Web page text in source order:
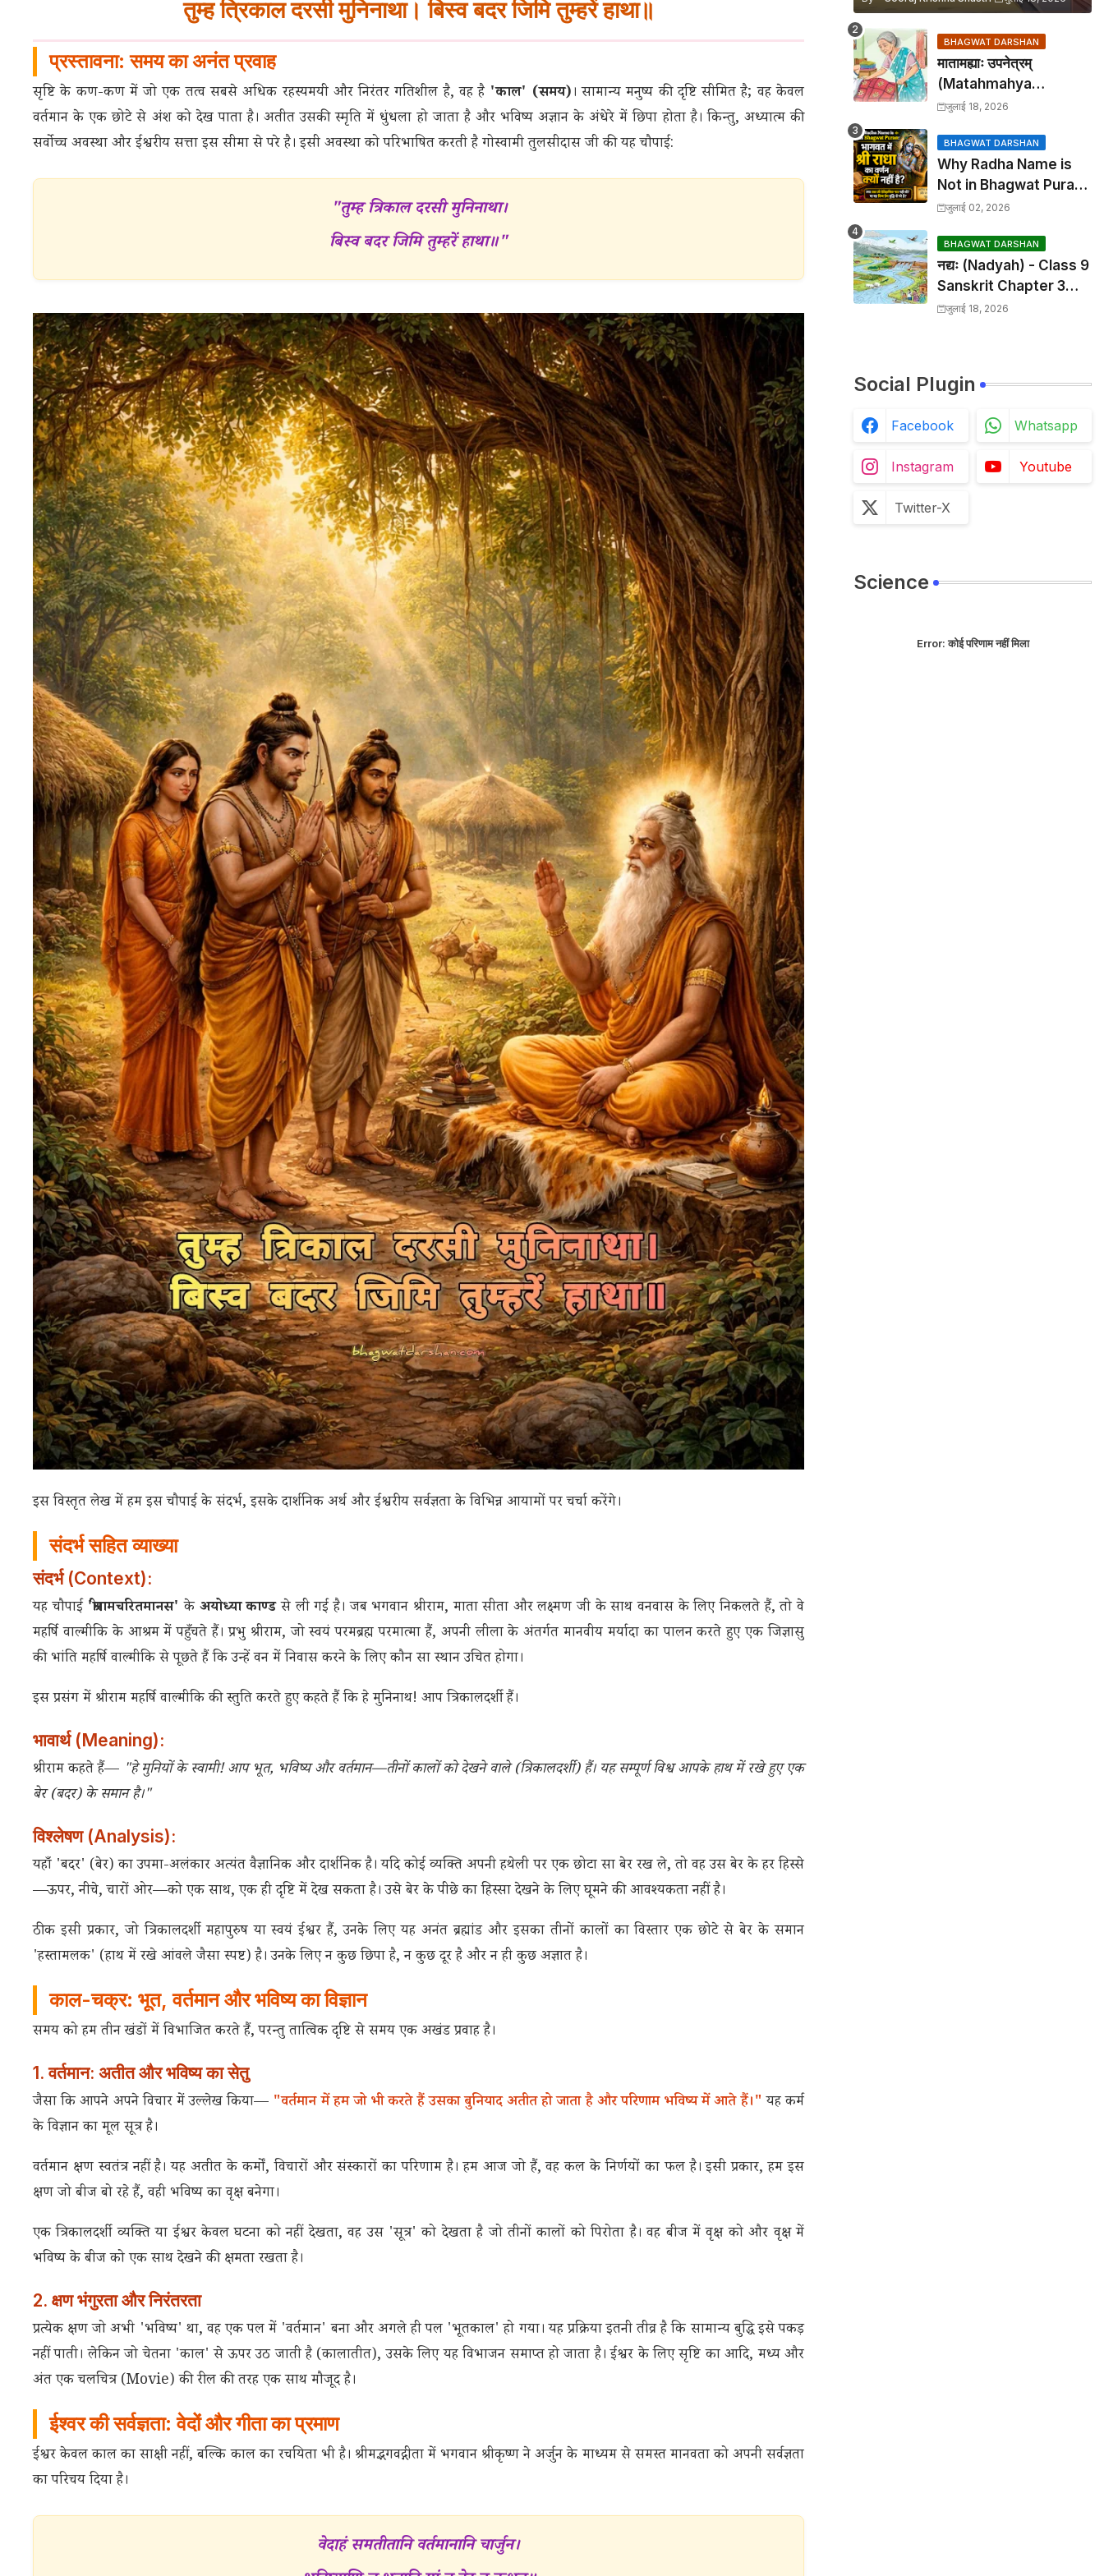
तुम्ह त्रिकाल दरसी मुनिनाथा। बिस्व बदर जिमि तुम्हरें हाथा॥
प्रस्तावना: समय का अनंत प्रवाह
सृष्टि के कण-कण में जो एक तत्व सबसे अधिक रहस्यमयी और निरंतर गतिशील है, वह है 'काल' (समय)। सामान्य मनुष्य की दृष्टि सीमित है; वह केवल
वर्तमान के एक छोटे से अंश को देख पाता है। अतीत उसकी स्मृति में धुंधला हो जाता है और भविष्य अज्ञान के अंधेरे में छिपा होता है। किन्तु, अध्यात्म की
सर्वोच्च अवस्था और ईश्वरीय सत्ता इस सीमा से परे है। इसी अवस्था को परिभाषित करती है गोस्वामी तुलसीदास जी की यह चौपाई:
"तुम्ह त्रिकाल दरसी मुनिनाथा।
बिस्व बदर जिमि तुम्हरें हाथा॥"
इस विस्तृत लेख में हम इस चौपाई के संदर्भ, इसके दार्शनिक अर्थ और ईश्वरीय सर्वज्ञता के विभिन्न आयामों पर चर्चा करेंगे।
संदर्भ सहित व्याख्या
संदर्भ (Context):
यह चौपाई 'श्रीरामचरितमानस' के अयोध्या काण्डसे ली गई है। जब भगवान श्रीराम, माता सीता और लक्ष्मण जी के साथ वनवास के लिए निकलते हैं, तो वे
महर्षि वाल्मीकि के आश्रम में पहुँचते हैं। प्रभु श्रीराम, जो स्वयं परमब्रह्म परमात्मा हैं, अपनी लीला के अंतर्गत मानवीय मर्यादा का पालन करते हुए एक जिज्ञासु
की भांति महर्षि वाल्मीकि से पूछते हैं कि उन्हें वन में निवास करने के लिए कौन सा स्थान उचित होगा।
इस प्रसंग में श्रीराम महर्षि वाल्मीकि की स्तुति करते हुए कहते हैं कि हे मुनिनाथ! आप त्रिकालदर्शी हैं।
भावार्थ (Meaning):
श्रीराम कहते हैं— "हे मुनियों के स्वामी! आप भूत, भविष्य और वर्तमान—तीनों कालों को देखने वाले (त्रिकालदर्शी) हैं। यह सम्पूर्ण विश्व आपके हाथ में रखे हुए एक
बेर (बदर) के समान है।"
विश्लेषण (Analysis):
यहाँ 'बदर' (बेर) का उपमा-अलंकार अत्यंत वैज्ञानिक और दार्शनिक है। यदि कोई व्यक्ति अपनी हथेली पर एक छोटा सा बेर रख ले, तो वह उस बेर के हर हिस्से
—ऊपर, नीचे, चारों ओर—को एक साथ, एक ही दृष्टि में देख सकता है। उसे बेर के पीछे का हिस्सा देखने के लिए घूमने की आवश्यकता नहीं है।
ठीक इसी प्रकार, जो त्रिकालदर्शी महापुरुष या स्वयं ईश्वर हैं, उनके लिए यह अनंत ब्रह्मांड और इसका तीनों कालों का विस्तार एक छोटे से बेर के समान
'हस्तामलक' (हाथ में रखे आंवले जैसा स्पष्ट) है। उनके लिए न कुछ छिपा है, न कुछ दूर है और न ही कुछ अज्ञात है।
काल-चक्र: भूत, वर्तमान और भविष्य का विज्ञान
समय को हम तीन खंडों में विभाजित करते हैं, परन्तु तात्विक दृष्टि से समय एक अखंड प्रवाह है।
1. वर्तमान: अतीत और भविष्य का सेतु
जैसा कि आपने अपने विचार में उल्लेख किया— "वर्तमान में हम जो भी करते हैं उसका बुनियाद अतीत हो जाता है और परिणाम भविष्य में आते हैं।" यह कर्म
के विज्ञान का मूल सूत्र है।
वर्तमान क्षण स्वतंत्र नहीं है। यह अतीत के कर्मों, विचारों और संस्कारों का परिणाम है। हम आज जो हैं, वह कल के निर्णयों का फल है। इसी प्रकार, हम इस
क्षण जो बीज बो रहे हैं, वही भविष्य का वृक्ष बनेगा।
एक त्रिकालदर्शी व्यक्ति या ईश्वर केवल घटना को नहीं देखता, वह उस 'सूत्र' को देखता है जो तीनों कालों को पिरोता है। वह बीज में वृक्ष को और वृक्ष में
भविष्य के बीज को एक साथ देखने की क्षमता रखता है।
2. क्षण भंगुरता और निरंतरता
प्रत्येक क्षण जो अभी 'भविष्य' था, वह एक पल में 'वर्तमान' बना और अगले ही पल 'भूतकाल' हो गया। यह प्रक्रिया इतनी तीव्र है कि सामान्य बुद्धि इसे पकड़
नहीं पाती। लेकिन जो चेतना 'काल' से ऊपर उठ जाती है (कालातीत), उसके लिए यह विभाजन समाप्त हो जाता है। ईश्वर के लिए सृष्टि का आदि, मध्य और
अंत एक चलचित्र (Movie) की रील की तरह एक साथ मौजूद है।
ईश्वर की सर्वज्ञता: वेदों और गीता का प्रमाण
ईश्वर केवल काल का साक्षी नहीं, बल्कि काल का रचयिता भी है। श्रीमद्भगवद्गीता में भगवान श्रीकृष्ण ने अर्जुन के माध्यम से समस्त मानवता को अपनी सर्वज्ञता
का परिचय दिया है।
वेदाहं समतीतानि वर्तमानानि चार्जुन।
BHAGWAT DARSHAN
मातामह्याः उपनेत्रम्
(Matahmahya
Upanetram) - Class 9
Translation &
Solutions
जुलाई 18, 2026
BHAGWAT DARSHAN
Why Radha Name is
Not in Bhagwat Puran:
भागवत में श्री राधा का वर्णन क्यों
जुलाई 02, 2026
BHAGWAT DARSHAN
नद्यः (Nadyah) - Class 9
Sanskrit Chapter 3
Translation &
जुलाई 18, 2026
Social Plugin
Facebook Whatsapp
Instagram Youtube
Twitter-X
Science
Error:कोई परिणाम नहीं मिला